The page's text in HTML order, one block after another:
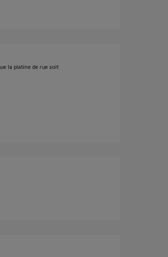
la platine de rue soit